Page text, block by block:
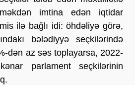
imtina edən iqtidar
ilə bağlı idi: öhdəliyə görə,
bələdiyyə seçkilərində
dən az səs toplayarsa, 2022-
parlament seçkilərinin